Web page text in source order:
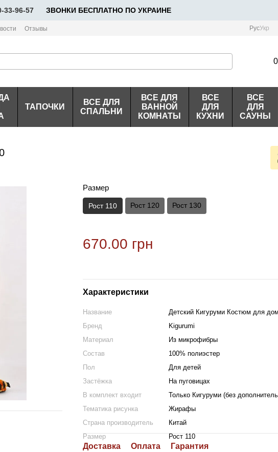
33-96-57⠀⠀ЗВОНКИ БЕСПЛАТНО ПО УКРАИНЕ
Отзывы
РусУкр
ТАПОЧКИ
ВСЕ ДЛЯ
СПАЛЬНИ
ВСЕ ДЛЯ
ВАННОЙ
КОМНАТЫ
ВСЕ
ДЛЯ
КУХНИ
ВСЕ
ДЛЯ
САУНЫ
Размер
Рост 110 Рост 120 Рост 130
670.00 грн
Характеристики
Название
Детский Кигуруми Костюм для
Бренд
Kigurumi
Материал
Из микрофибры
Состав
100% полиэстер
Пол
Для детей
Застёжка
На пуговицах
В комплект входит
Только Кигуруми (без
Тематика рисунка
Жирафы
Страна производитель
Китай
Размер
Рост 110
Доставка Оплата Гарантия